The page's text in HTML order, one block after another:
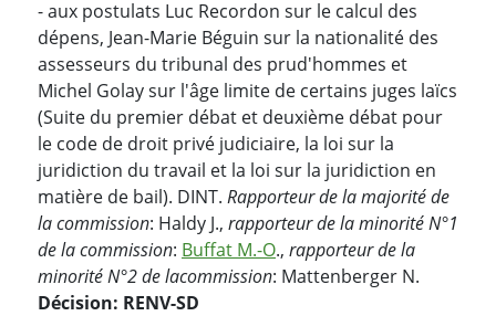
- aux postulats Luc Recordon sur le calcul des
dépens, Jean-Marie Béguin sur la nationalité des
assesseurs du tribunal des prud'hommes et
Michel Golay sur l'âge limite de certains juges laïcs
(Suite du premier débat et deuxième débat pour
le code de droit privé judiciaire, la loi sur la
juridiction du travail et la loi sur la juridiction en
matière de bail). DINT. Rapporteur de la majorité de
la commission: Haldy J., rapporteur de la minorité N°1
de la commission: Buffat M.-O., rapporteur de la
minorité N°2 de lacommission: Mattenberger N.
Décision: RENV-SD